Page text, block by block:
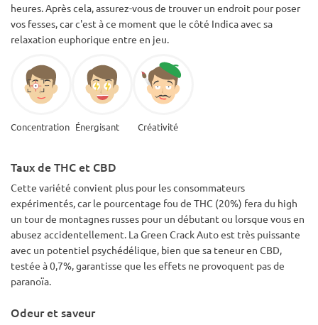
heures. Après cela, assurez-vous de trouver un endroit pour poser
vos fesses, car c'est à ce moment que le côté Indica avec sa
relaxation euphorique entre en jeu.
Concentration Énergisant Créativité
Taux de THC et CBD
Cette variété convient plus pour les consommateurs
expérimentés, car le pourcentage fou de THC (20%) fera du high
un tour de montagnes russes pour un débutant ou lorsque vous en
abusez accidentellement. La Green Crack Auto est très puissante
avec un potentiel psychédélique, bien que sa teneur en CBD,
testée à 0,7%, garantisse que les effets ne provoquent pas de
paranoïa.
Odeur et saveur